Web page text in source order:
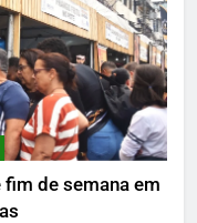
de semana em